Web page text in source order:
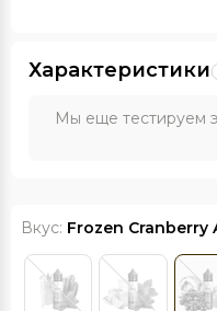
Характеристики
Мы еще тестируем
Вкус: Frozen Cranberry